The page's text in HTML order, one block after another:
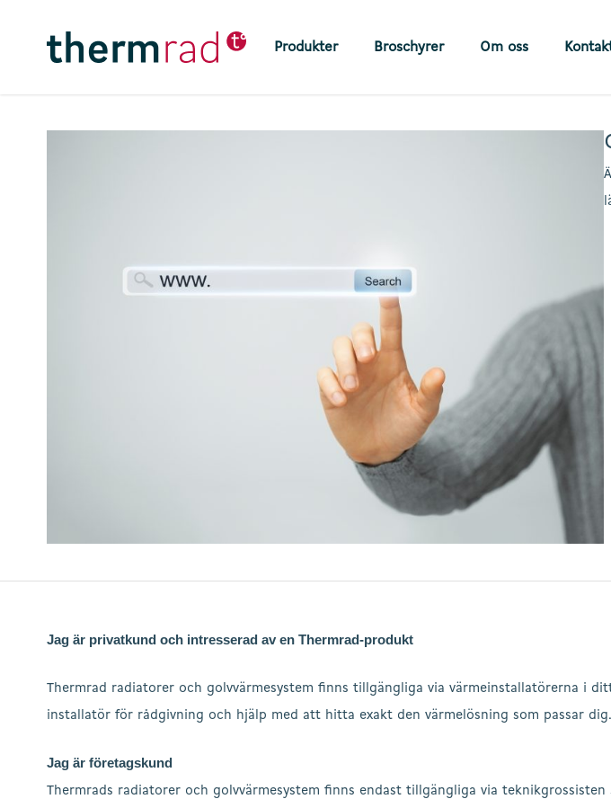
Produkter Broschyrer Om oss
Jag är privatkund och intresserad av en Thermrad-produkt
Thermrad radiatorer och golvvärmesystem finns tillgängliga via värmeinstallatörerna i
installatör för rådgivning och hjälp med att hitta exakt den värmelösning som passar dig.
Jag är företagskund
Thermrads radiatorer och golvvärmesystem finns endast tillgängliga via teknikgrossisten